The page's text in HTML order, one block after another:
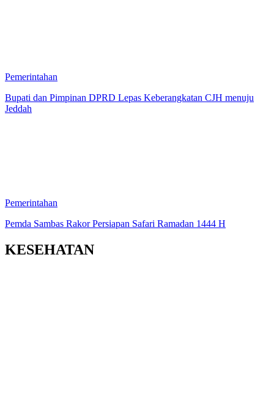
Pemerintahan
Bupati dan Pimpinan DPRD Lepas Keberangkatan CJH menuju
Jeddah
Pemerintahan
Pemda Sambas Rakor Persiapan Safari Ramadan 1444 H
KESEHATAN